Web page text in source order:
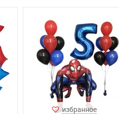
избранное